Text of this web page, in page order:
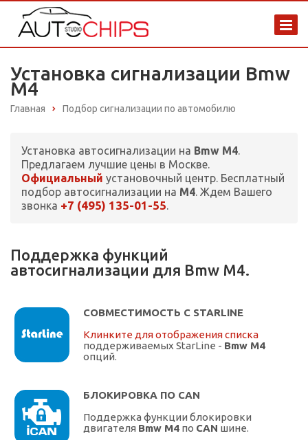
Установка сигнализации Bmw
M4
Главная Подбор сигнализации по автомобилю
Установка автосигнализации на Bmw M4.
Предлагаем лучшие цены в Москве.
Официальный установочный центр. Бесплатный
подбор автосигнализации на M4. Ждем Вашего
звонка +7 (495) 135-01-55.
Поддержка функций
автосигнализации для Bmw M4.
СОВМЕСТИМОСТЬ С STARLINE
Клинките для отображения списка
поддерживаемых StarLine - Bmw M4
опций.
БЛОКИРОВКА ПО CAN
Поддержка функции блокировки
двигателя Bmw M4 по CAN шине.